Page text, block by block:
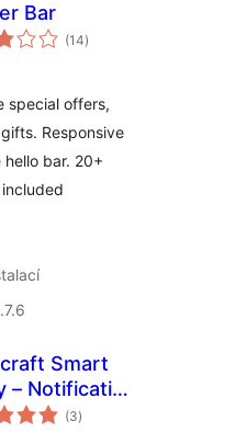
Bar
(14celkové
hodnocení
)
special offers,
Responsive
bar. 20+
Smart
– Notification
(3celkové
hodnocení
)